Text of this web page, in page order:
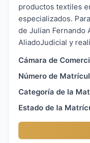
productos textiles
especializados.
de Julian Fernando
AliadoJudicial y
Cámara de
Número de
Categoría de la
Estado de la